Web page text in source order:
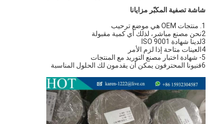
منزل
المنتجات
حول بنا
جولة في المعمل
ضبط الجودة
اتصل بنا
شاشة تصفية المكبّر مزايانا
1. منتجات OEM هي موضع ترحيب
2نحن مصنع مباشر، لذلك أي كمية مقبولة
3لدينا شهادة ISO 9001
4العينات متاحة إذا لزم الأمر
5- شهادة اختبار مصنع التوريد مع المنتجات
6فنيونا المحترفون يمكن أن يقدمون لك الحلول المناسبة